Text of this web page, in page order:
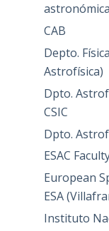
astronómica
CAB
Depto.
Astrofísica)
Dpto.
CSIC
Dpto.
ESAC
European
ESA
Instituto